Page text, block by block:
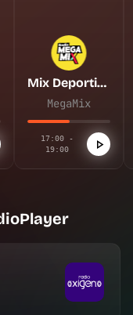
Mix Deportivo
MegaMix
17:00 -
19:00